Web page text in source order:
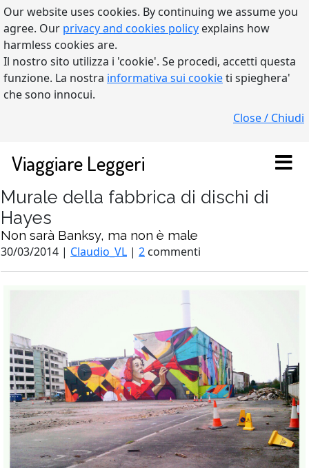
Our website uses cookies. By continuing we assume you
agree. Our privacy and cookies policy explains how
harmless cookies are.
Il nostro sito utilizza i 'cookie'. Se procedi, accetti questa
funzione. La nostra informativa sui cookieti spieghera'
che sono innocui.
Close / Chiudi
Viaggiare Leggeri
Murale della fabbrica di dischi di
Hayes
Non sarà Banksy, ma non è male
30/03/2014 | Claudio_VL | 2 commenti